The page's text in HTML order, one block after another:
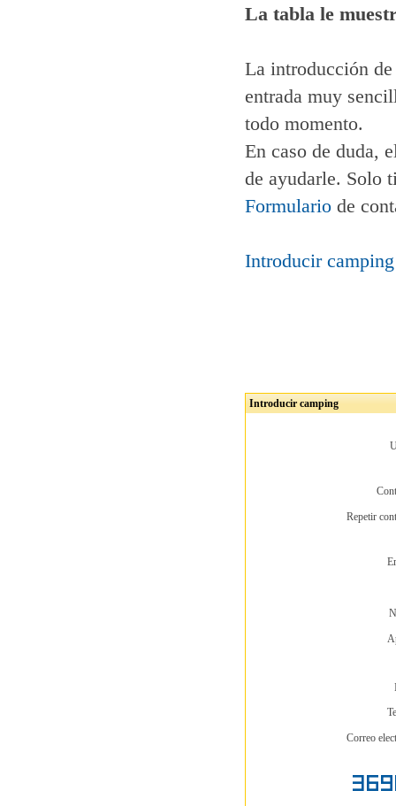
La tabla le
La introducción de
entrada muy
todo momento.
En caso de duda,
de ayudarle. Solo
Formulario de
Introducir camping
Introducir camping
Repetir
Correo